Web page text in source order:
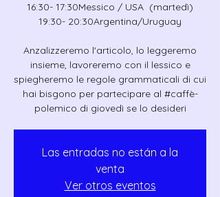
16:30- 17:30Messico / USA (martedì)
19:30- 20:30Argentina/Uruguay
Anzalizzeremo l'articolo, lo leggeremo
insieme, lavoreremo con il lessico e
spiegheremo le regole grammaticali di cui
hai bisgono per partecipare al #caffè-
polemico di giovedì se lo desideri
Las entradas no están a la
venta
Ver otros eventos